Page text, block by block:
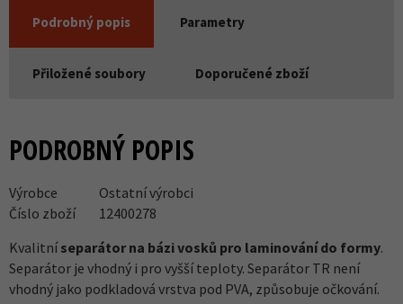
Podrobný popis Parametry
Přiložené soubory Doporučené zboží
PODROBNÝ POPIS
Výrobce
Ostatní výrobci
Číslo zboží
12400278
Kvalitníseparátor na bázi vosků pro laminování do formy.
Separátor je vhodný i pro vyšší teploty. Separátor TR není
vhodný jako podkladová vrstva pod PVA, způsobuje očkování.